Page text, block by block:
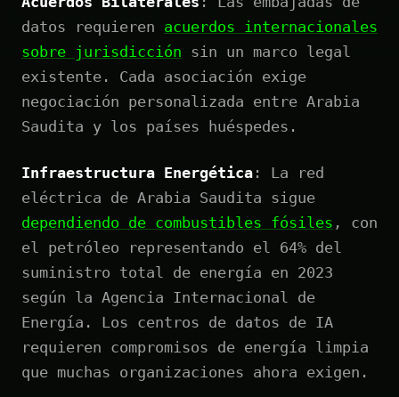
datos requieren acuerdos internacionales
sobre jurisdicción sin un marco legal
existente. Cada asociación exige
negociación personalizada entre Arabia
Saudita y los países huéspedes.
Infraestructura Energética : La red
eléctrica de Arabia Saudita sigue
dependiendo de combustibles fósiles , con
el petróleo representando el 64% del
suministro total de energía en 2023
según la Agencia Internacional de
Energía. Los centros de datos de IA
requieren compromisos de energía limpia
que muchas organizaciones ahora exigen.